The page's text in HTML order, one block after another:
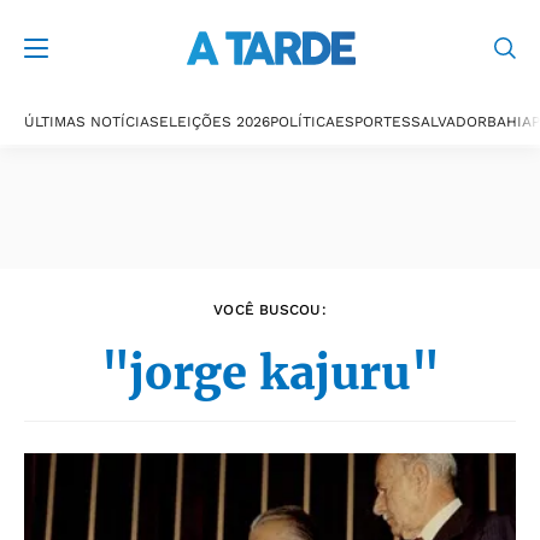
ÚLTIMAS NOTÍCIASELEIÇÕES 2026POLÍTICAESPORTESSALVADORBAHIA
VOCÊ BUSCOU:
"jorge kajuru"